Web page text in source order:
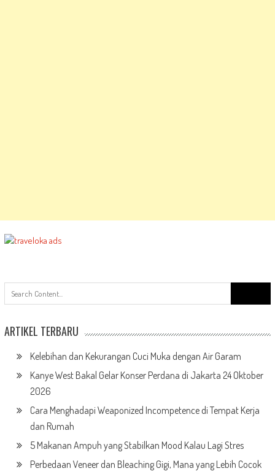
for:
ARTIKEL TERBARU
Kelebihan dan Kekurangan Cuci Muka dengan Air Garam
Kanye West Bakal Gelar Konser Perdana di Jakarta 24 Oktober
2026
Cara Menghadapi Weaponized Incompetence di Tempat Kerja
dan Rumah
5 Makanan Ampuh yang Stabilkan Mood Kalau Lagi Stres
Perbedaan Veneer dan Bleaching Gigi, Mana yang Lebih Cocok